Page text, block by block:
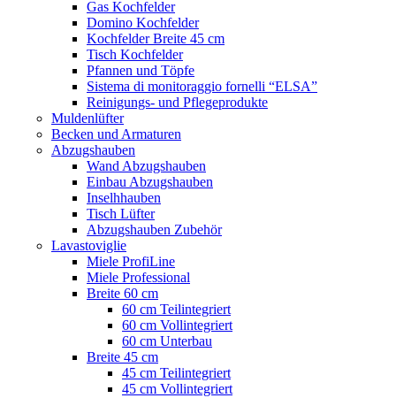
Gas Kochfelder
Domino Kochfelder
Kochfelder Breite 45 cm
Tisch Kochfelder
Pfannen und Töpfe
Sistema di monitoraggio fornelli “ELSA”
Reinigungs- und Pflegeprodukte
Muldenlüfter
Becken und Armaturen
Abzugshauben
Wand Abzugshauben
Einbau Abzugshauben
Inselhhauben
Tisch Lüfter
Abzugshauben Zubehör
Lavastoviglie
Miele ProfiLine
Miele Professional
Breite 60 cm
60 cm Teilintegriert
60 cm Vollintegriert
60 cm Unterbau
Breite 45 cm
45 cm Teilintegriert
45 cm Vollintegriert